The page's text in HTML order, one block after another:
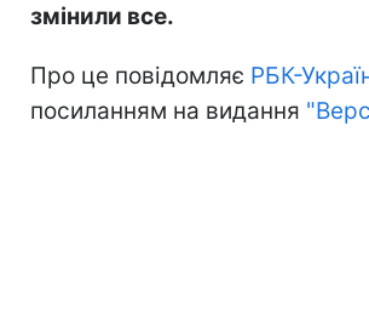
змінили все.
Про це повідомляє РБК-
посиланням на видання